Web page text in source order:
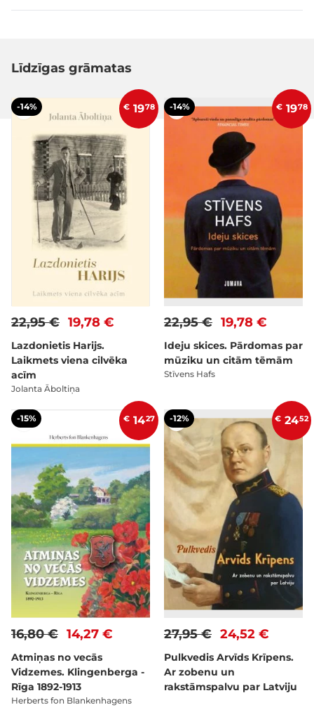
Līdzīgas grāmatas
-14% € 1978
19,78 €
22,95 €
Lazdonietis Harijs.
Laikmets viena cilvēka
acīm
Jolanta Āboltiņa
-14% € 1978
19,78 €
22,95 €
Ideju skices. Pārdomas par
mūziku un citām tēmām
Stīvens Hafs
-15% € 1427
14,27 €
16,80 €
Atmiņas no vecās
Vidzemes. Klingenberga -
Rīga 1892-1913
Herberts fon Blankenhagens
-12% € 2452
24,52 €
27,95 €
Pulkvedis Arvīds Krīpens.
Ar zobenu un
rakstāmspalvu par Latviju